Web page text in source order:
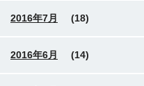
2016年7月 (18)
2016年6月 (14)